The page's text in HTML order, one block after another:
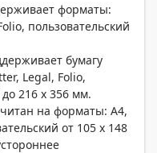
форматы:
пользовательский
бумагу
Legal, Folio,
до 216 x 356 мм.
на форматы: A4,
от 105 x 148